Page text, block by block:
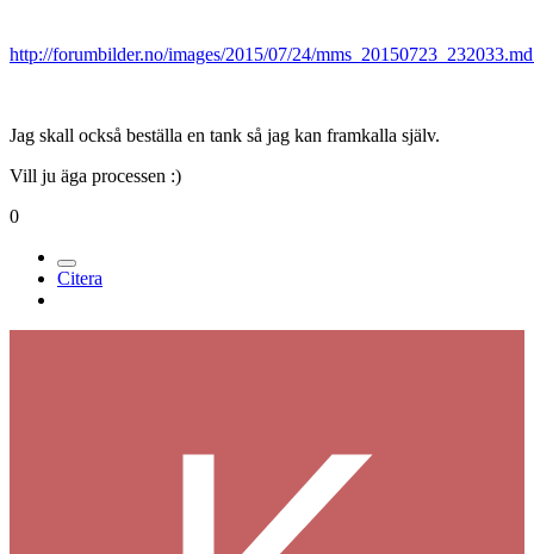
http://forumbilder.no/images/2015/07/24/
Jag skall också beställa en tank så jag kan framkalla själv.
Vill ju äga processen :)
0
Citera